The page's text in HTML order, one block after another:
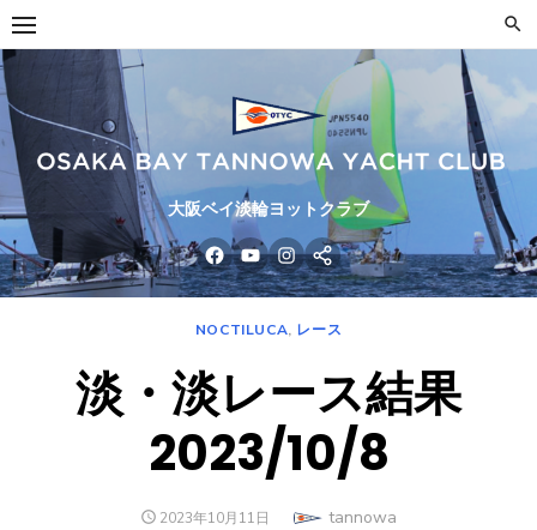
Skip
to
content
大阪ベイ淡輪ヨットクラブ
facebook
youtubeinstagram
line
NOCTILUCA, レース
淡・淡レース結果
2023/10/8
POSTED
2023年10月11日 Author
tannowa